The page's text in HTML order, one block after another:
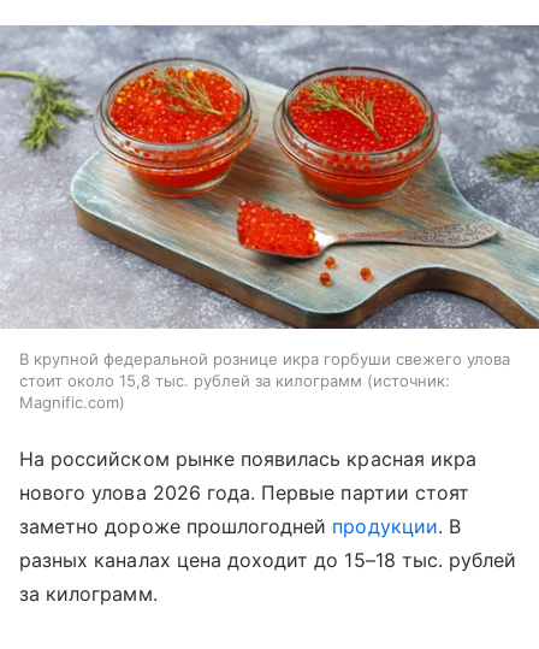
В крупной федеральной рознице икра горбуши свежего улова
стоит около 15,8 тыс. рублей за килограмм
источник:
Magnific.com
На российском рынке появилась красная икра
нового улова 2026 года. Первые партии стоят
заметно дороже прошлогодней продукции. В
разных каналах цена доходит до 15–18 тыс. рублей
за килограмм.